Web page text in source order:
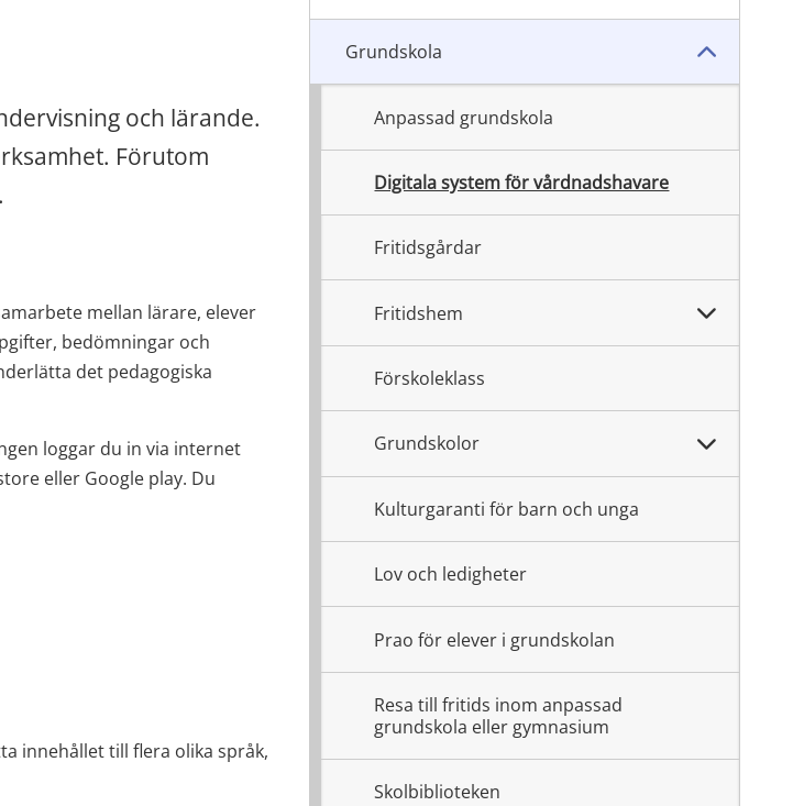
och lärande.
Förutom
mellan lärare, elever
bedömningar och
det pedagogiska
loggar du in via internet
eller Google play. Du
innehållet till flera olika språk,
Grundskola
Anpassad grundskola
Digitala system för vårdnadshavare
Fritidsgårdar
Fritidshem
Förskoleklass
Grundskolor
Kulturgaranti för barn och unga
Lov och ledigheter
Prao för elever i grundskolan
Resa till fritids inom anpassad
grundskola eller gymnasium
Skolbiblioteken